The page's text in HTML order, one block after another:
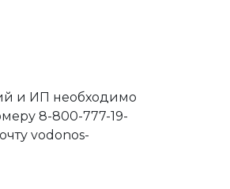
и ИП необходимо
8-800-777-19-
vodonos-